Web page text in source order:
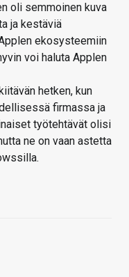
oli semmoinen kuva
ja kestäviä
ekosysteemiin
voi haluta Applen
hetken, kun
firmassa ja
työtehtävät olisi
ne on vaan astetta